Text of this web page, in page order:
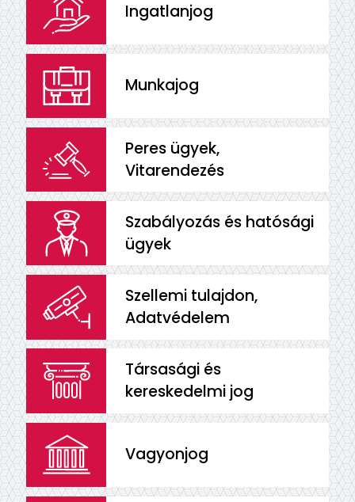
Ingatlanjog
Munkajog
Peres ügyek,
Vitarendezés
Szabályozás és hatósági
ügyek
Szellemi tulajdon,
Adatvédelem
Társasági és
kereskedelmi jog
Vagyonjog